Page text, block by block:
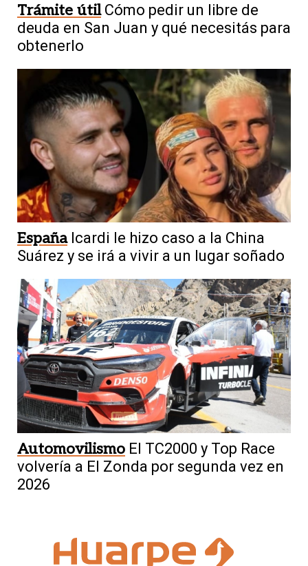
Trámite útil Cómo pedir un libre de
deuda en San Juan y qué necesitás para
obtenerlo
España Icardi le hizo caso a la China
Suárez y se irá a vivir a un lugar soñado
Automovilismo El TC2000 y Top Race
volvería a El Zonda por segunda vez en
2026